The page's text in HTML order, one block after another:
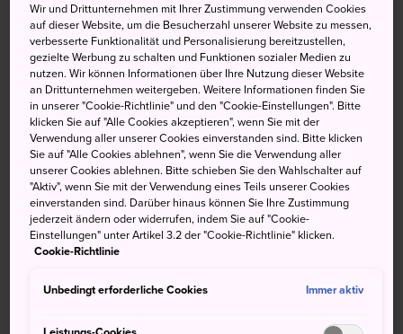
Ein Blick auf das Leben eines
Samurai
Ein kleiner Teil der alten BurgstadtHirosaki
ist als
ehemaliges Samurai-Viertel erhalten. Vier Samurai-Häuser
und ein Haus eines Kaufmanns sind für die Öffentlichkeit
zugänglich.
Anfahrt
Nakacho Buke-Yashiki, ist nur wenige Gehminuten von der
Wir und Drittunternehmen mit Ihrer Zustimmung verwenden Cookies
auf dieser Website, um die Besucherzahl unserer Website zu messen,
verbesserte Funktionalität und Personalisierung bereitzustellen,
gezielte Werbung zu schalten und Funktionen sozialer Medien zu
nutzen. Wir können Informationen über Ihre Nutzung dieser Website
an Drittunternehmen weitergeben. Weitere Informationen finden Sie
in unserer "Cookie-Richtlinie" und den "Cookie-Einstellungen". Bitte
klicken Sie auf "Alle Cookies akzeptieren", wenn Sie mit der
Verwendung aller unserer Cookies einverstanden sind. Bitte klicken
Sie auf "Alle Cookies ablehnen", wenn Sie die Verwendung aller
unserer Cookies ablehnen. Bitte schieben Sie den Wahlschalter auf
"Aktiv", wenn Sie mit der Verwendung eines Teils unserer Cookies
einverstanden sind. Darüber hinaus können Sie Ihre Zustimmung
jederzeit ändern oder widerrufen, indem Sie auf "Cookie-
Einstellungen" unter Artikel 3.2 der "Cookie-Richtlinie" klicken.
Cookie-Richtlinie
Unbedingt erforderliche Cookies Immer aktiv